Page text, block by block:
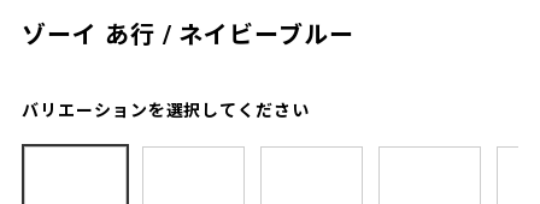
ゾーイ あ行 / ネイビーブルー
バリエーションを選択してください